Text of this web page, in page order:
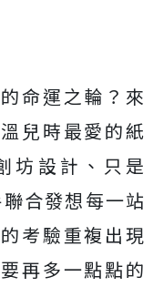
命運之輪？來
兒時最愛的紙
坊設計、只是
合發想每一站
考驗重複出現
再多一點點的